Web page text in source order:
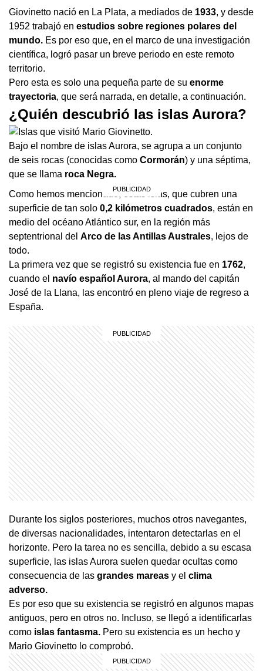
Giovinetto nació en La Plata, a mediados de 1933, y desde
1952 trabajó en estudios sobre regiones polares del
mundo. Es por eso que, en el marco de una investigación
científica, logró pasar un breve periodo en este remoto
territorio.
Pero esta es solo una pequeña parte de su enorme
trayectoria, que será narrada, en detalle, a continuación.
¿Quién descubrió las islas Aurora?
Bajo el nombre de islas Aurora, se agrupa a un conjunto
de seis rocas (conocidas como Cormorán) y una séptima,
que se llama roca Negra.
Como hemos mencionado, estas islas, que cubren una
superficie de tan solo 0,2 kilómetros cuadrados, están en
medio del océano Atlántico sur, en la región más
septentrional del Arco de las Antillas Australes, lejos de
todo.
La primera vez que se registró su existencia fue en 1762,
cuando el navío español Aurora, al mando del capitán
José de la Llana, las encontró en pleno viaje de regreso a
España.
Durante los siglos posteriores, muchos otros navegantes,
de diversas nacionalidades, intentaron detectarlas en el
horizonte. Pero la tarea no es sencilla, debido a su escasa
superficie, las islas Aurora suelen quedar ocultas como
consecuencia de las grandes mareas y el clima
adverso.
Es por eso que su existencia se registró en algunos mapas
antiguos, pero en otros no. Incluso, se llegó a identificarlas
como islas fantasma. Pero su existencia es un hecho y
Mario Giovinetto lo comprobó.